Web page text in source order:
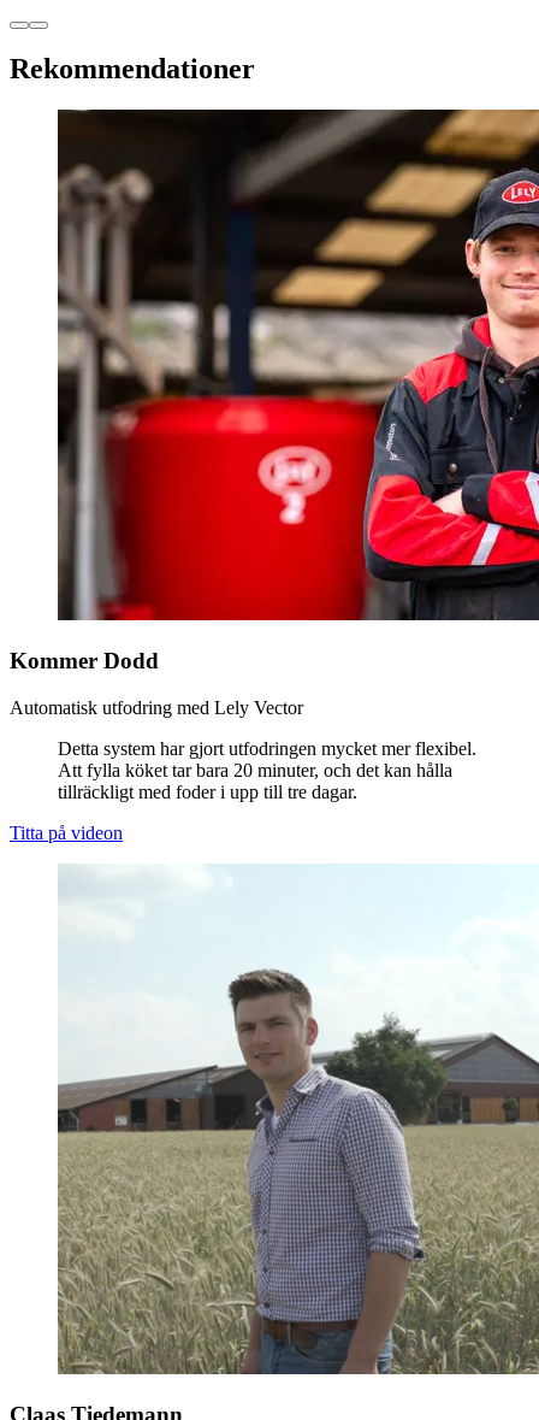
Rekommendationer
Kommer Dodd
Automatisk utfodring med Lely Vector
Detta system har gjort utfodringen mycket mer flexibel.
Att fylla köket tar bara 20 minuter, och det kan hålla
tillräckligt med foder i upp till tre dagar.
Titta på videon
Claas Tiedemann